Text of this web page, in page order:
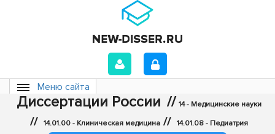
Меню сайта
Диссертации России // 14 - Медицинские науки
// 14.01.00 - Клиническая медицина // 14.01.08 - Педиатрия